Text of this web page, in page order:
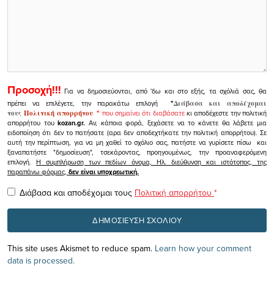
Προσοχή!!! Για να δημοσιεύονται, από 'δω και στο εξής, τα σχόλιά σας, θα
πρέπει να επιλέγετε, την παρακάτω επιλογή
"Διάβασα και αποδέχομαι
τουςΠολιτική απορρήτου" που σημαίνει ότι διαβάσατεκι αποδέχεστε την πολιτική
απορρήτου τουkozan.gr. Αν, κάποια φορά, ξεχάσετε να το κάνετε θα λάβετε μια
ειδοποίηση ότι δεν το πατήσατε (αρα δεν αποδεχτήκατε την πολιτική απορρήτου). Σε
αυτή την περίπτωση, για να μη χαθεί το σχόλιο σας, πατήστε να γυρίσετε πίσω και
ξαναπατήστε "δημοσίευση", τσεκάροντας, προηγουμένως, την προαναφερόμενη
επιλογή.Η συμπλήρωση των πεδίων όνομα, Ηλ. διεύθυνση και ιστότοπος, της
παραπάνω φόρμας, δεν είναι υποχρεωτική.
Διάβασα και αποδέχομαι τους Πολιτική απορρήτου *
This site uses Akismet to reduce spam. Learn how your comment
data is processed.